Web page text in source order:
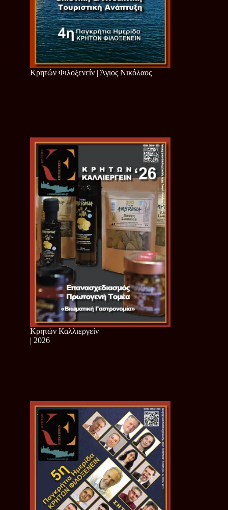
Κρητών Φιλοξενείν | Άγιος Νικόλαος
Κρητών Καλλιεργείν
| 2026